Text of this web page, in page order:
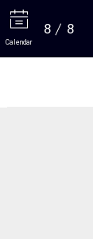
Calendar
8 8